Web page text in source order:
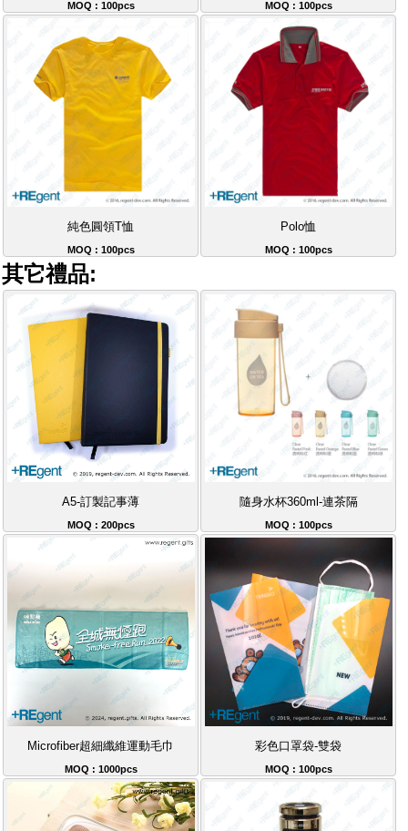
MOQ : 100pcs MOQ : 100pcs
純色圓領T恤
MOQ : 100pcs
Polo恤
MOQ : 100pcs
其它禮品:
A5-訂製記事薄
MOQ : 200pcs
隨身水杯360ml-連茶隔
MOQ : 100pcs
Microfiber超細纖維運動毛巾
MOQ : 1000pcs
彩色口罩袋-雙袋
MOQ : 100pcs